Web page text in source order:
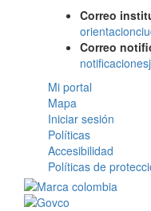
Correo
Correo
Mi portal
Mapa
Iniciar sesión
Políticas
Accesibilidad
Políticas de